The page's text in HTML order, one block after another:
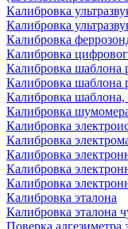
Калибровка
Калибровка
Калибровка
Калибровка
Калибровка шаблона
Калибровка шаблона
Калибровка
Калибровка
Калибровка
Калибровка
Калибровка
Калибровка
Калибровка
Калибровка эталона
Калибровка эталона
Поверка адгезиметра